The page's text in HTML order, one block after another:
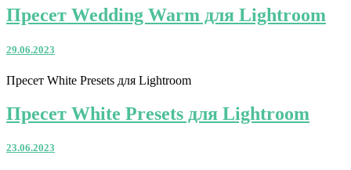
Пресет Wedding Warm для Lightroom
29.06.2023
Пресет White Presets для Lightroom
Пресет White Presets для Lightroom
23.06.2023